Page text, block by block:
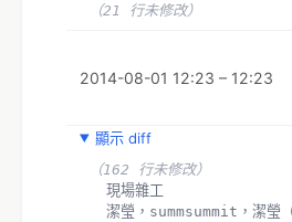
（21 行未修改）
2014-08-01 12:23 – 12:23
顯示 diff
（162 行未修改）
  現場雜工
潔瑩，summsummit，潔瑩